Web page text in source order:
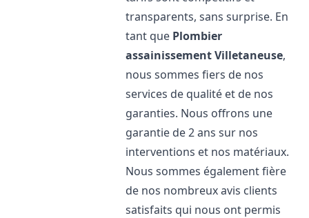
transparents, sans surprise. En
tant que Plombier
assainissementVilletaneuse,
nous sommes fiers de nos
services de qualité et de nos
garanties. Nous offrons une
garantie de 2 ans sur nos
interventions et nos matériaux.
Nous sommes également fière
de nos nombreux avis clients
satisfaits qui nous ont permis